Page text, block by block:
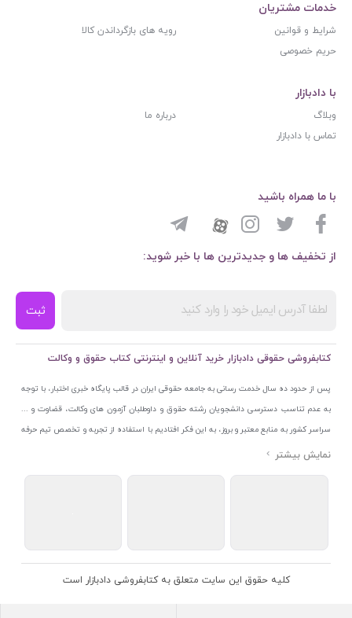
خدمات مشتریان
شرایط و قوانین
رویه های بازگرداندن کالا
حریم خصوصی
با دادبازار
وبلاگ
درباره ما
تماس با دادبازار
از تخفیف ها و جدیدترین ها با خبر شوید:
ثبت
با ما همراه باشید
کتابفروشی حقوقی دادبازار خرید آنلاین و اینترنتی کتاب حقوق و وکالت
پس از حدود ده سال خدمت رسانی به جامعه حقوقی ایران در قالب پایگاه خبری اختبار، با توجه
به عدم تناسب دسترسی دانشجویان رشته حقوق و داوطلبان آزمون های وکالت، قضاوت و ...
سراسر کشور به منابع معتبر و بروز، به این فکر افتادیم با استفاده از تجربه و تخصص تیم حرفه
ای اختبار خدمتی جدید به جامعه حقوقی ایران ارائه کنیم. به این منظور با راه اندازی و تجهیز
اتحادیه ناشران و کتابفروشان تهران به منظور ارائه مطمئن ترین خدمات مجموعه بسیار کامل و
معتبری از کتاب های حقوقی را به علاقمندان عرضه کرده ایم. علاوه بر این با بهره گیری از فناوری
کلیه حقوق این سایت متعلق به کتابفروشی دادبازار است